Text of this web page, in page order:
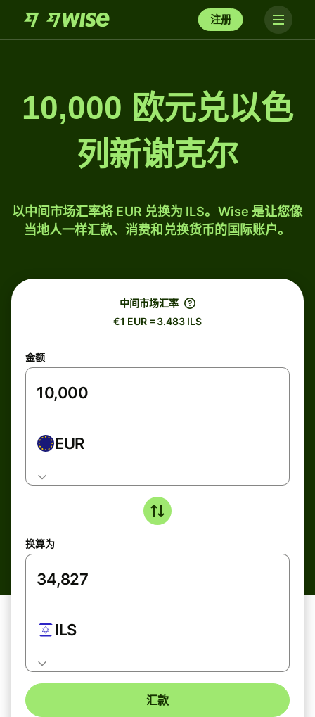
注册
10,000 欧元兑以色
列新谢克尔
以中间市场汇率将 EUR 兑换为 ILS。Wise 是让您像
当地人一样汇款、消费和兑换货币的国际账户。
中间市场汇率
€1 EUR = 3.483 ILS
金额
EUR
换算为
ILS
汇款